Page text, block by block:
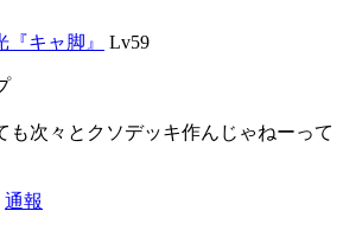
キャ脚』 Lv59
も次々とクソデッキ作んじゃねーって
通報